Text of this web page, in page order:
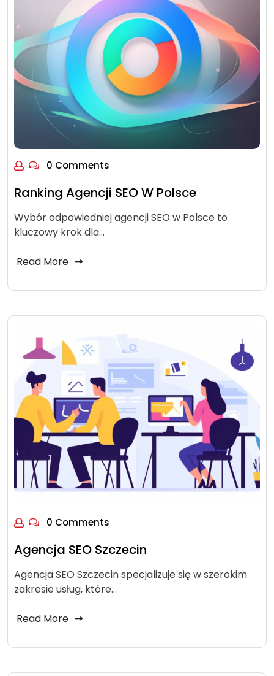
0 Comments
Ranking Agencji SEO W Polsce
Wybór odpowiedniej agencji SEO w Polsce to
kluczowy krok dla…
Read More
0 Comments
Agencja SEO Szczecin
Agencja SEO Szczecin specjalizuje się w szerokim
zakresie usług, które…
Read More